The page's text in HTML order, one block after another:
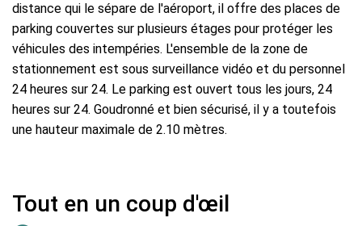
distance qui le sépare de l'aéroport, il offre des places de
parking couvertes sur plusieurs étages pour protéger les
véhicules des intempéries. L'ensemble de la zone de
stationnement est sous surveillance vidéo et du personnel
24 heures sur 24. Le parking est ouvert tous les jours, 24
heures sur 24. Goudronné et bien sécurisé, il y a toutefois
une hauteur maximale de 2.10 mètres.
Tout en un coup d'œil